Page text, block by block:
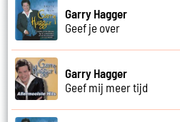
Garry Hagger
Geef je over
Garry Hagger
Geef mij meer tijd